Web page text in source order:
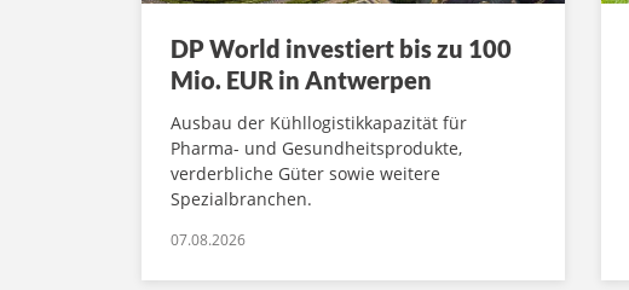
DP World investiert bis zu 100
Mio. EUR in Antwerpen
Ausbau der Kühllogistikkapazität für
Pharma- und Gesundheitsprodukte,
verderbliche Güter sowie weitere
Spezialbranchen.
07.08.2026